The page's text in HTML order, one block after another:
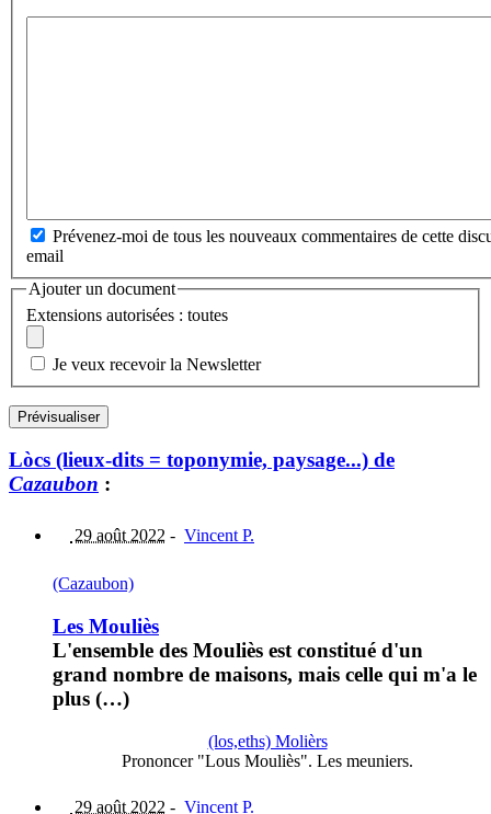
Prévenez-moi de tous les nouveaux commentaires de cette
email
Ajouter un document
Extensions autorisées : toutes
Je veux recevoir la Newsletter
Lòcs (lieux-dits = toponymie, paysage...) de
Cazaubon :
29 août 2022 - Vincent P.
(Cazaubon)
Les Mouliès
L'ensemble des Mouliès est constitué d'un
grand nombre de maisons, mais celle qui m'a le
plus (…)
(los,eths) Molièrs
Prononcer "Lous Mouliès". Les meuniers.
29 août 2022 - Vincent P.